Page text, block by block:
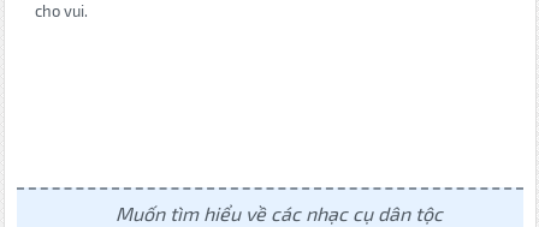
cho vui.
Muốn tìm hiểu về các nhạc cụ dân tộc